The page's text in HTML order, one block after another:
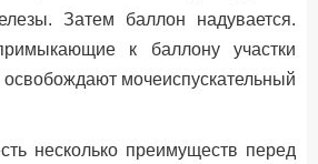
Затем баллон надувается.
к баллону участки
мочеиспускательный
несколько преимуществ перед